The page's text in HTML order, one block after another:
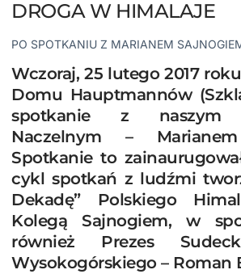
DROGA W HIMALAJE
PO SPOTKANIU Z MARIANEM
Wczoraj, 25 lutego 2017
Domu Hauptmannów
spotkanie z naszym
Naczelnym –
Spotkanie to
cykl spotkań z ludźmi
Dekadę” Polskiego
Kolegą Sajnogiem, w
również Prezes
Wysokogórskiego – Roman